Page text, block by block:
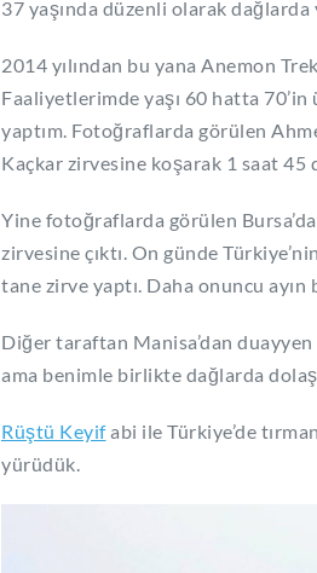
37 yaşında düzenli olarak dağlarda
2014 yılından bu yana Anemon
Faaliyetlerimde yaşı 60 hatta
yaptım. Fotoğraflarda görülen
Kaçkar zirvesine koşarak 1 saat 45
Yine fotoğraflarda görülen
zirvesine çıktı. On günde
tane zirve yaptı. Daha onuncu ayın
Diğer taraftan Manisa’dan duayyen
ama benimle birlikte dağlarda
Rüştü Keyifabi ile Türkiye’de
yürüdük.